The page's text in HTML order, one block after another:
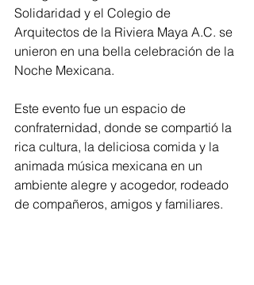
Solidaridad y el Colegio de
Arquitectos de la Riviera Maya A.C. se
unieron en una bella celebración de la
Noche Mexicana.
Este evento fue un espacio de
confraternidad, donde se compartió la
rica cultura, la deliciosa comida y la
animada música mexicana en un
ambiente alegre y acogedor, rodeado
de compañeros, amigos y familiares.